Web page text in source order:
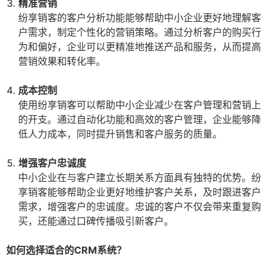
精准营销
纷享销客的客户分析功能能够帮助中小企业更好地理解客
户需求，制定个性化的营销策略。通过分析客户的购买行
为和偏好，企业可以更精准地推送产品和服务，从而提高
营销效果和转化率。
成本控制
使用纷享销客可以帮助中小企业减少在客户管理和营销上
的开支。通过自动化功能和高效的客户管理，企业能够降
低人力成本，同时提升销售和客户服务的质量。
增强客户忠诚度
中小企业在与客户建立长期关系方面具有独特的优势。纷
享销客能够帮助企业更好地维护客户关系，及时跟进客户
需求，增强客户的忠诚度。忠诚的客户不仅会带来重复购
买，还能通过口碑传播吸引新客户。
如何选择适合的CRM系统？